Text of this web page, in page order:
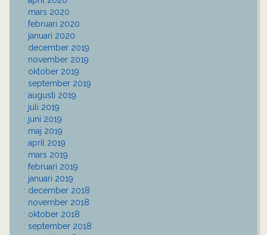
mars 2020
februari 2020
januari 2020
december 2019
november 2019
oktober 2019
september 2019
augusti 2019
juli 2019
juni 2019
maj 2019
april 2019
mars 2019
februari 2019
januari 2019
december 2018
november 2018
oktober 2018
september 2018